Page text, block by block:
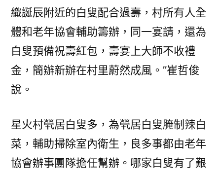
織誕辰附近的白叟配合過壽，村所有人全
體和老年協會輔助籌辦，同一宴請，還為
白叟預備祝壽紅包，壽宴上大師不收禮
金，簡辦新辦在村里蔚然成風。”崔哲俊
說。
星火村煢居白叟多，為煢居白叟腌制辣白
菜，輔助掃除室內衛生，良多事都由老年
協會辦事團隊擔任幫辦。哪家白叟有了艱